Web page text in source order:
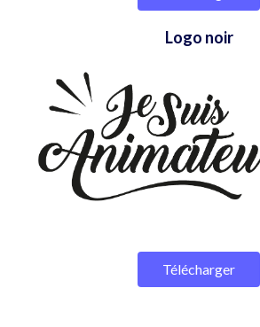
Logo noir
Télécharger